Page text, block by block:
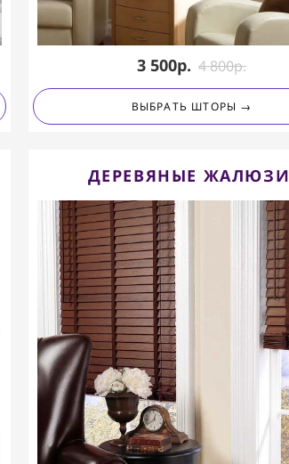
3 500р. 4 800р.
ВЫБРАТЬ ШТОРЫ →
ДЕРЕВЯНЫЕ ЖАЛЮЗИ